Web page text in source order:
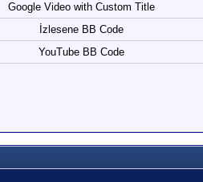
Google Video with Custom Title
İzlesene BB Code
YouTube BB Code